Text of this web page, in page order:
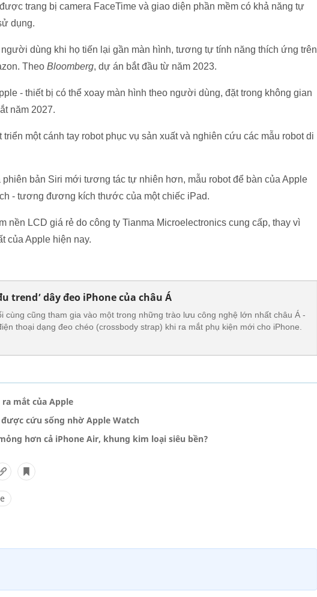
trang bị camera FaceTime và giao diện phần mềm có khả năng tự
dụng.
dùng khi họ tiến lại gần màn hình, tương tự tính năng thích ứng trên
Theo Bloomberg, dự án bắt đầu từ năm 2023.
- thiết bị có thể xoay màn hình theo người dùng, đặt trong không gian
năm 2027.
một cánh tay robot phục vụ sản xuất và nghiên cứu các mẫu robot di
phiên bản Siri mới tương tác tự nhiên hơn, mẫu robot để bàn của Apple
- tương đương kích thước của một chiếc iPad.
nền LCD giá rẻ do công ty Tianma Microelectronics cung cấp, thay vì
của Apple hiện nay.
trend’ dây đeo iPhone của châu Á
cùng cũng tham gia vào một trong những trào lưu công nghệ lớn nhất châu Á -
thoại dạng đeo chéo (crossbody strap) khi ra mắt phụ kiện mới cho iPhone.
ra mắt của Apple
cứu sống nhờ Apple Watch
hơn cả iPhone Air, khung kim loại siêu bền?